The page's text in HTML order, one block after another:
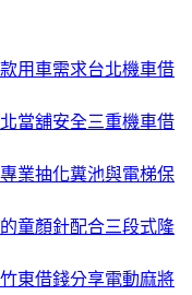
用車需求台北機車借
當舖安全三重機車借
業抽化糞池與電梯保
童顏針配合三段式隆
東借錢分享電動麻將